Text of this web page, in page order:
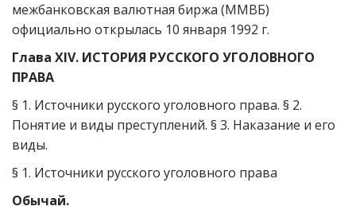
межбанковская валютная биржа (ММВБ)
официально открылась 10 января 1992 г.
Глава XIV. ИСТОРИЯ РУССКОГО УГОЛОВНОГО
ПРАВА
§ 1. Источники русского уголовного права. § 2.
Понятие и виды преступлений. § 3. Наказание и его
виды.
§ 1. Источники русского уголовного права
Обычай.